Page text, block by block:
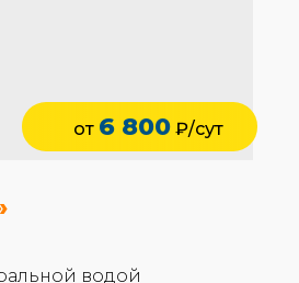
водой
от 6 800₽/сут